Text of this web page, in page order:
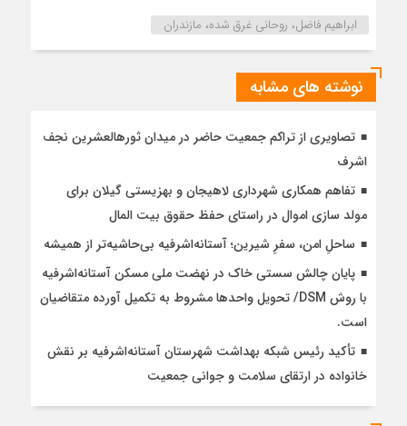
ابراهیم فاضل، روحانی غرق شده، مازندران
نوشته های مشابه
تصاویری از تراکم جمعیت حاضر در میدان ثورهالعشرین نجف
اشرف
تفاهم همکاری شهرداری لاهیجان و بهزیستی گیلان برای
مولد سازی اموال در راستای حفظ حقوق بیت المال
ساحلِ امن، سفرِ شیرین؛ آستانه‌اشرفیه بی‌حاشیه‌تر از همیشه
پایان چالش سستی خاک در نهضت ملی مسکن آستانه‌اشرفیه
با روش DSM/ تحویل واحدها مشروط به تکمیل آورده متقاضیان
است.
تأکید رئیس شبکه بهداشت شهرستان آستانه‌اشرفیه بر نقش
خانواده در ارتقای سلامت و جوانی جمعیت